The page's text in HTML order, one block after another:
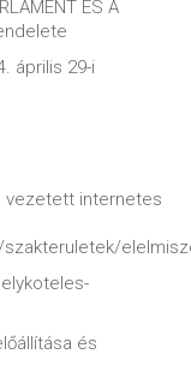
ÉS A
április 29-i
vezetett internetes
és